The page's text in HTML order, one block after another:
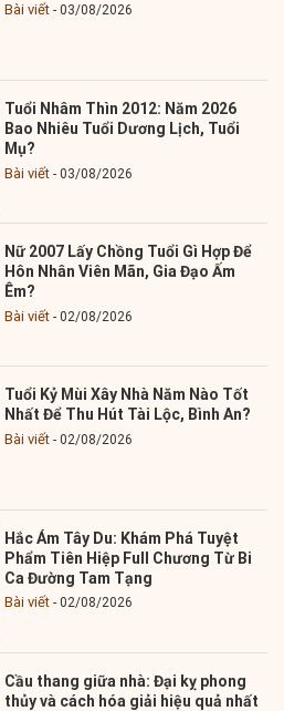
Bài viết 03/08/2026
Tuổi Nhâm Thìn 2012: Năm 2026
Bao Nhiêu Tuổi Dương Lịch, Tuổi
Mụ?
Bài viết 03/08/2026
Nữ 2007 Lấy Chồng Tuổi Gì Hợp Để
Hôn Nhân Viên Mãn, Gia Đạo Ấm
Êm?
Bài viết 02/08/2026
Tuổi Kỷ Mùi Xây Nhà Năm Nào Tốt
Nhất Để Thu Hút Tài Lộc, Bình An?
Bài viết 02/08/2026
Hắc Ám Tây Du: Khám Phá Tuyệt
Phẩm Tiên Hiệp Full Chương Từ Bi
Ca Đường Tam Tạng
Bài viết 02/08/2026
Cầu thang giữa nhà: Đại kỵ phong
thủy và cách hóa giải hiệu quả nhất